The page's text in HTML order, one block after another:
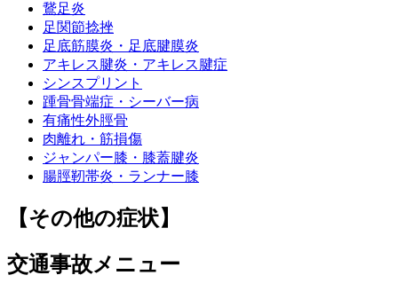
鵞足炎
足関節捻挫
足底筋膜炎・足底腱膜炎
アキレス腱炎・アキレス腱症
シンスプリント
踵骨骨端症・シーバー病
有痛性外脛骨
肉離れ・筋損傷
ジャンパー膝・膝蓋腱炎
腸脛靭帯炎・ランナー膝
【その他の症状】
交通事故メニュー